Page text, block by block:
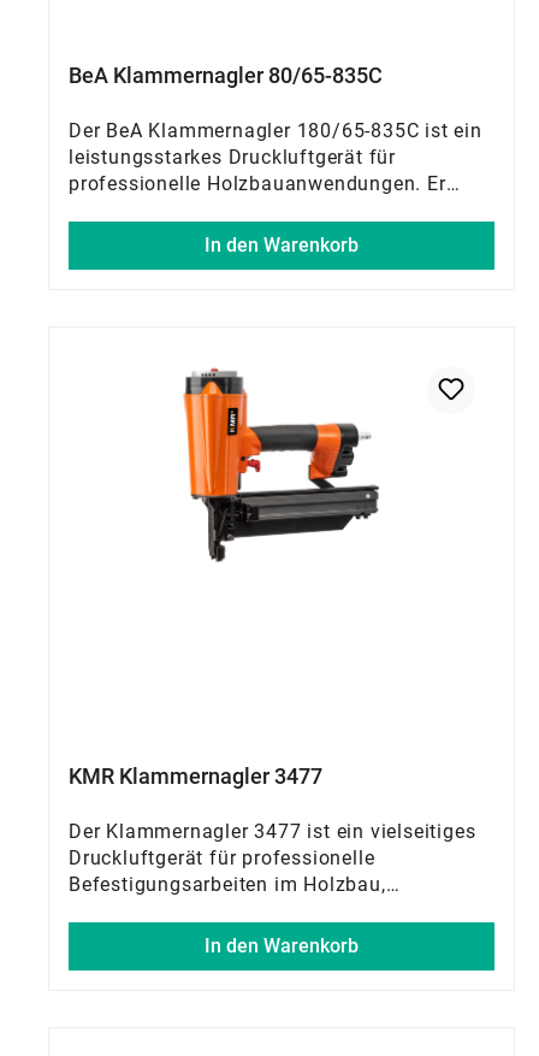
BeA Klammernagler 80/65-835C
Der BeA Klammernagler 180/65-835C ist ein
leistungsstarkes Druckluftgerät für
professionelle Holzbauanwendungen. Er
Längen von 40 bis 65 mm und eignet sich
Tiefeneinstellung für präzise Befestigungen
sorgt. Dank seiner wartungsfreundlichen
Bauweise ist der Nagler zuverlässig im
täglichen Einsatz.
In den Warenkorb
KMR Klammernagler 3477
Der Klammernagler 3477 ist ein vielseitiges
Druckluftgerät für professionelle
Befestigungsarbeiten im Holzbau,
Fassadenprojekten. Die justierbare
In den Warenkorb